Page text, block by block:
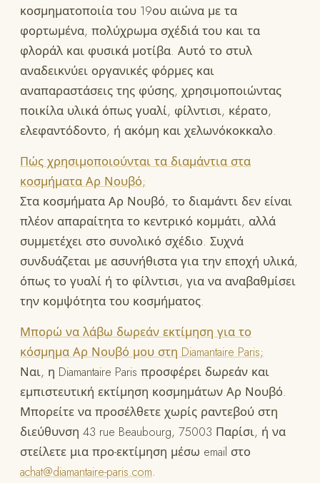
κοσμηματοποιία του 19ου αιώνα με τα
φορτωμένα, πολύχρωμα σχέδιά του και τα
φλοράλ και φυσικά μοτίβα. Αυτό το στυλ
αναδεικνύει οργανικές φόρμες και
αναπαραστάσεις της φύσης, χρησιμοποιώντας
ποικίλα υλικά όπως γυαλί, φίλντισι, κέρατο,
ελεφαντόδοντο, ή ακόμη και χελωνόκοκκαλο.
Πώς χρησιμοποιούνται τα διαμάντια στα
κοσμήματα Αρ Νουβό;
Στα κοσμήματα Αρ Νουβό, το διαμάντι δεν είναι
πλέον απαραίτητα το κεντρικό κομμάτι, αλλά
συμμετέχει στο συνολικό σχέδιο. Συχνά
συνδυάζεται με ασυνήθιστα για την εποχή υλικά,
όπως το γυαλί ή το φίλντισι, για να αναβαθμίσει
την κομψότητα του κοσμήματος.
Μπορώ να λάβω δωρεάν εκτίμηση για το
κόσμημα Αρ Νουβό μου στη Diamantaire Paris;
Ναι, η Diamantaire Paris προσφέρει δωρεάν και
εμπιστευτική εκτίμηση κοσμημάτων Αρ Νουβό.
Μπορείτε να προσέλθετε χωρίς ραντεβού στη
διεύθυνση 43 rue Beaubourg, 75003 Παρίσι, ή να
στείλετε μια προ-εκτίμηση μέσω email στο
achat@diamantaire-paris.com.